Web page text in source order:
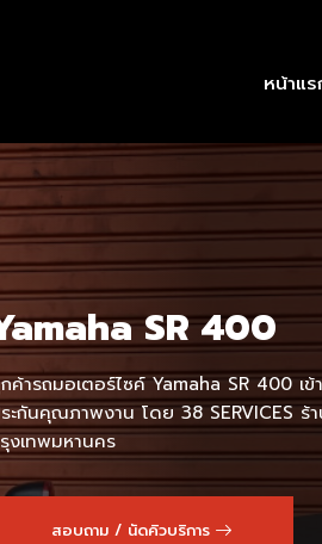
หน้าแร
SR 400
ค้ารถมอเตอร์ไซค์ Yamaha SR 400 เ
ะกันคุณภาพงาน โดย 38 SERVICES
งเทพมหานคร
สอบถาม / นัดคิวบริการ